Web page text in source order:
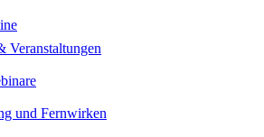
Veranstaltungen
und Fernwirken